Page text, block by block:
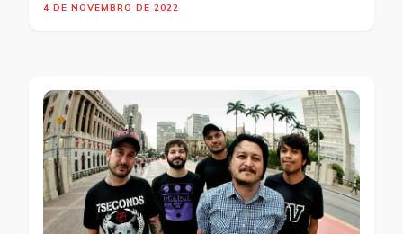
4 DE NOVEMBRO DE 2022